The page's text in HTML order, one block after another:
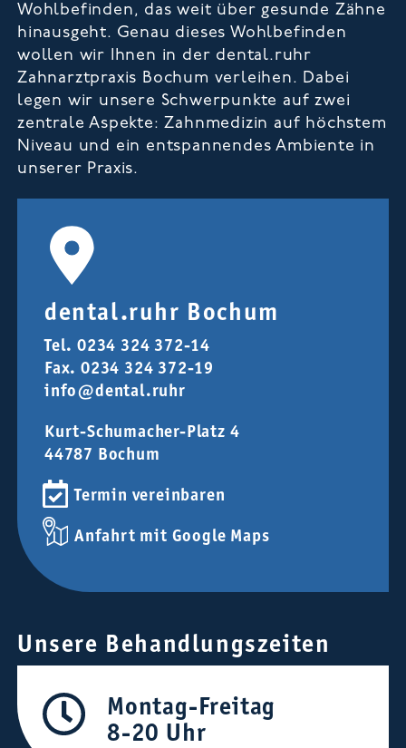
Wohlbefinden, das weit über gesunde Zähne
hinausgeht. Genau dieses Wohlbefinden
wollen wir Ihnen in der dental.ruhr
Zahnarztpraxis Bochum verleihen. Dabei
legen wir unsere Schwerpunkte auf zwei
zentrale Aspekte: Zahnmedizin auf höchstem
Niveau und ein entspannendes Ambiente in
unserer Praxis.
dental.ruhr Bochum
Tel. 0234 324 372-14
Fax. 0234 324 372-19
info@dental.ruhr
Kurt-Schumacher-Platz 4
44787 Bochum
Termin vereinbaren
Anfahrt mit Google Maps
Unsere Behandlungszeiten
Montag-Freitag
8-20 Uhr